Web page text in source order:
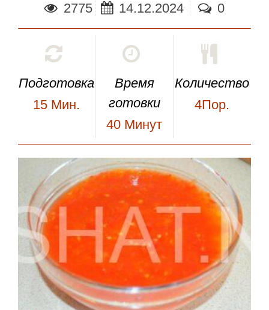
2775 14.12.2024 0
Подготовка
15 Мин.
Время
готовки
40 Минут
Количество
4Пор.